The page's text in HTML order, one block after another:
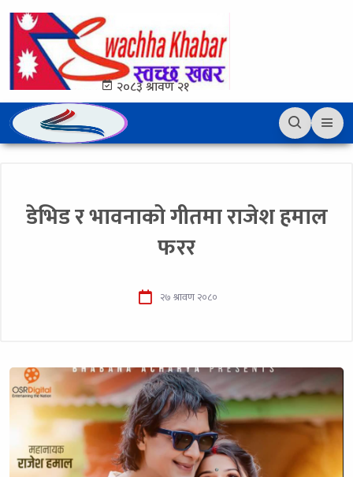
२०८३ श्रावण २१
डेभिड र भावनाको गीतमा राजेश हमाल
फरर
२७ श्रावण २०८०